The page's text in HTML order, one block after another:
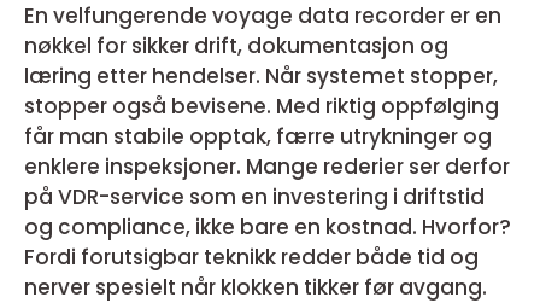
En velfungerende voyage data recorder er en
nøkkel for sikker drift, dokumentasjon og
læring etter hendelser. Når systemet stopper,
stopper også bevisene. Med riktig oppfølging
får man stabile opptak, færre utrykninger og
enklere inspeksjoner. Mange rederier ser derfor
på VDR-service som en investering i driftstid
og compliance, ikke bare en kostnad. Hvorfor?
Fordi forutsigbar teknikk redder både tid og
nerver spesielt når klokken tikker før avgang.